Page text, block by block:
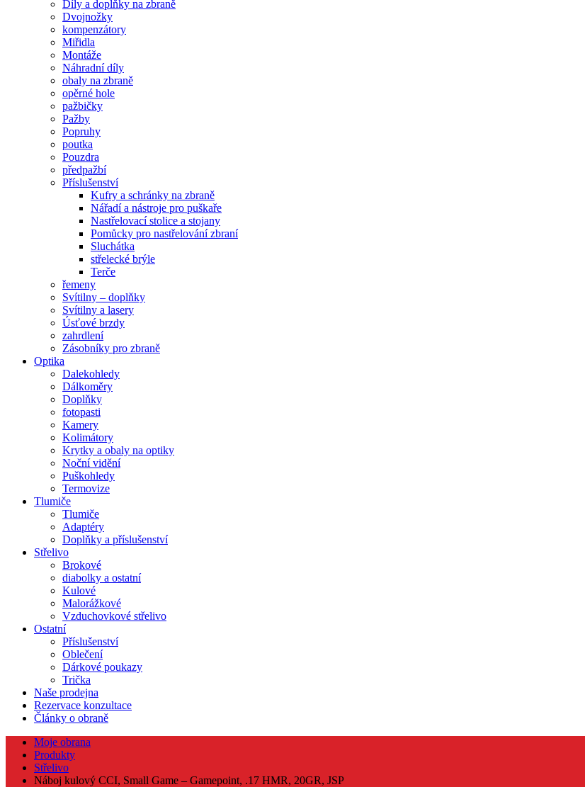
Díly a doplňky na zbraně
Dvojnožky
kompenzátory
Miřidla
Montáže
Náhradní díly
obaly na zbraně
opěrné hole
pažbičky
Pažby
Popruhy
poutka
Pouzdra
předpažbí
Příslušenství
Kufry a schránky na zbraně
Nářadí a nástroje pro puškaře
Nastřelovací stolice a stojany
Pomůcky pro nastřelování zbraní
Sluchátka
střelecké brýle
Terče
řemeny
Svítilny – doplňky
Svítilny a lasery
Úsťové brzdy
zahrdlení
Zásobníky pro zbraně
Optika
Dalekohledy
Dálkoměry
Doplňky
fotopasti
Kamery
Kolimátory
Krytky a obaly na optiky
Noční vidění
Puškohledy
Termovize
Tlumiče
Tlumiče
Adaptéry
Doplňky a příslušenství
Střelivo
Brokové
diabolky a ostatní
Kulové
Malorážkové
Vzduchovkové střelivo
Ostatní
Příslušenství
Oblečení
Dárkové poukazy
Trička
Naše prodejna
Rezervace konzultace
Články o obraně
Moje obrana
Produkty
Střelivo
Náboj kulový CCI, Small Game – Gamepoint, .17 HMR, 20GR, JSP